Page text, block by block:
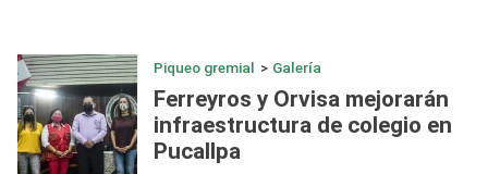
Piqueo gremial > Galería
Ferreyros y Orvisa mejorarán
infraestructura de colegio en
Pucallpa